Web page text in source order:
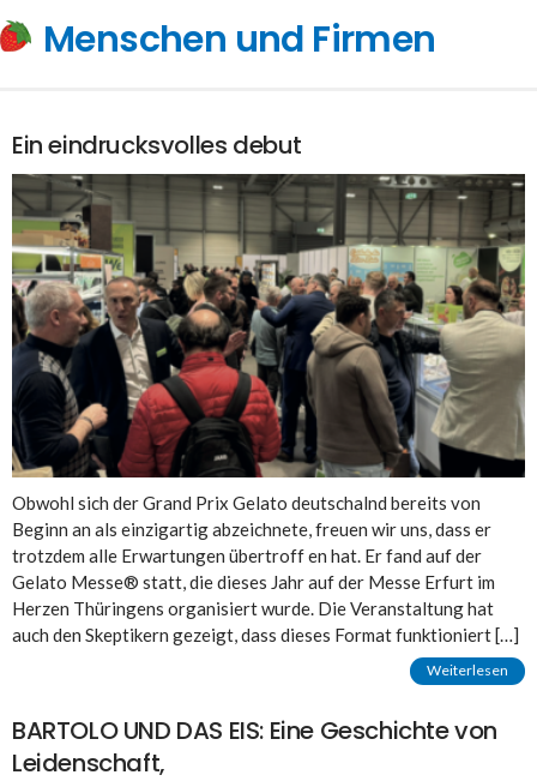
Menschen und Firmen
Ein eindrucksvolles debut
Obwohl sich der Grand Prix Gelato deutschalnd bereits von
Beginn an als einzigartig abzeichnete, freuen wir uns, dass er
trotzdem alle Erwartungen übertroff en hat. Er fand auf der
Gelato Messe® statt, die dieses Jahr auf der Messe Erfurt im
Herzen Thüringens organisiert wurde. Die Veranstaltung hat
auch den Skeptikern gezeigt, dass dieses Format funktioniert […]
Weiterlesen
BARTOLO UND DAS EIS: Eine Geschichte von
Leidenschaft,